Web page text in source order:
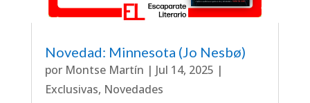
Novedad: Minnesota (Jo Nesbø)
por Montse Martín | Jul 14, 2025 |
Exclusivas, Novedades